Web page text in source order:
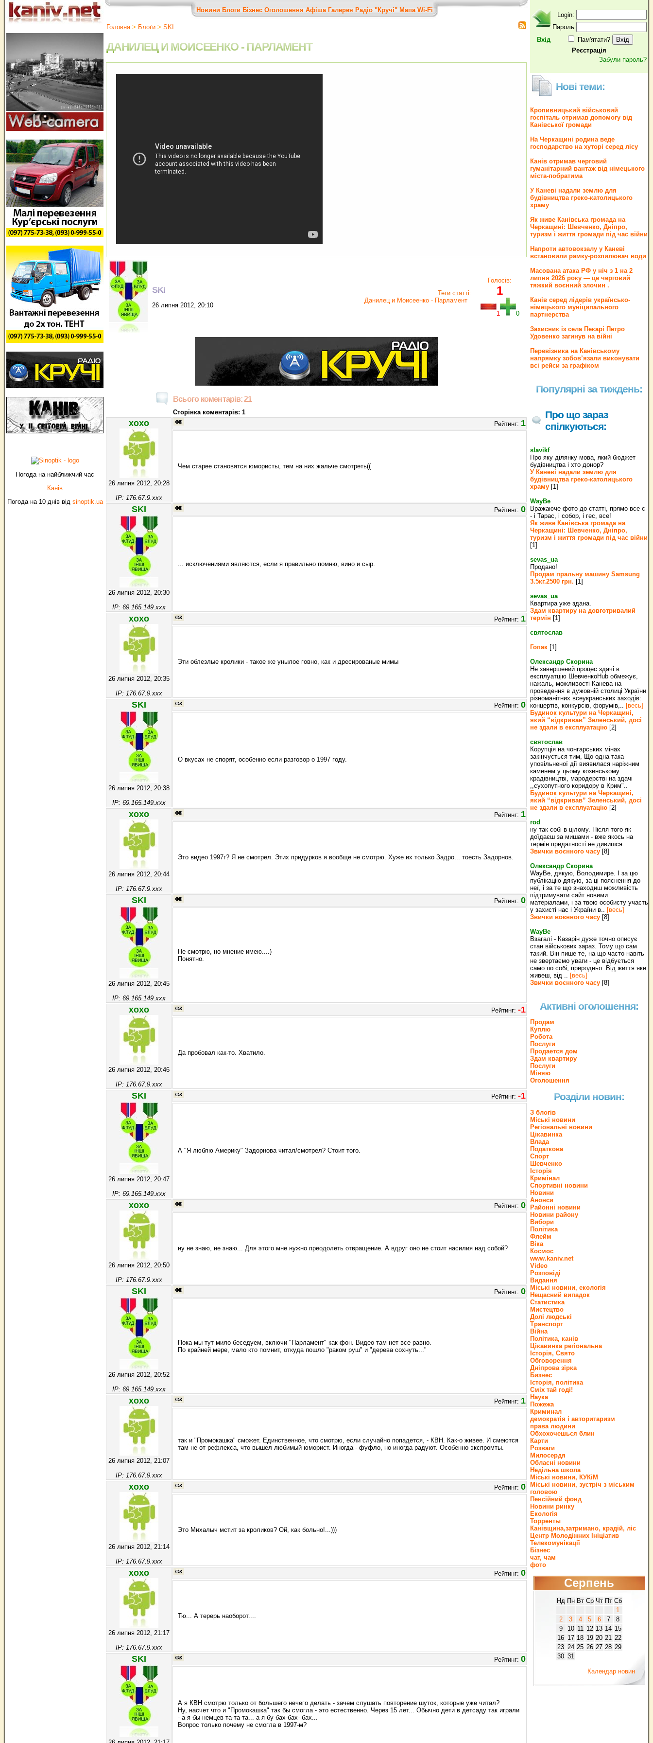
Погода на найближчий час
Канів
Погода на 10 днів від sinoptik.ua
Новини Блоги Бізнес Оголошення Афіша Галерея Радіо "Кручі" Мапа Wi-Fi
Головна> Блоґи > SKI
ДАНИЛЕЦ И МОИСЕЕНКО - ПАРЛАМЕНТ
SKI
26 липня 2012, 20:10
Теги статті:
Данилец и Моисеенко - Парламент
Голосів:
1
1 0
Всього коментарів: 21
Сторінка коментарів: 1
хохо
26 липня 2012, 20:28
IP: 176.67.9.xxx
Рейтинг: 1
Чем старее становятся юмористы, тем на них жальче смотреть((
SKI
26 липня 2012, 20:30
IP: 69.165.149.xxx
Рейтинг: 0
... исключениями являются, если я правильно помню, вино и сыр.
хохо
26 липня 2012, 20:35
IP: 176.67.9.xxx
Рейтинг: 1
Эти облезлые кролики - такое же унылое говно, как и дресированые мимы
SKI
26 липня 2012, 20:38
IP: 69.165.149.xxx
Рейтинг: 0
О вкусах не спорят, особенно если разговор о 1997 году.
хохо
26 липня 2012, 20:44
IP: 176.67.9.xxx
Рейтинг: 1
Это видео 1997г? Я не смотрел. Этих придурков я вообще не смотрю. Хуже их только Задро... тоесть Задорнов.
SKI
26 липня 2012, 20:45
IP: 69.165.149.xxx
Рейтинг: 0
Не смотрю, но мнение имею....)
Понятно.
хохо
26 липня 2012, 20:46
IP: 176.67.9.xxx
Рейтинг: -1
Да пробовал как-то. Хватило.
SKI
26 липня 2012, 20:47
IP: 69.165.149.xxx
Рейтинг: -1
А "Я люблю Америку" Задорнова читал/смотрел? Стоит того.
хохо
26 липня 2012, 20:50
IP: 176.67.9.xxx
Рейтинг: 0
ну не знаю, не знаю... Для этого мне нужно преодолеть отвращение. А вдруг оно не стоит насилия над собой?
SKI
26 липня 2012, 20:52
IP: 69.165.149.xxx
Рейтинг: 0
Пока мы тут мило беседуем, включи "Парламент" как фон. Видео там нет все-равно.
По крайней мере, мало кто помнит, откуда пошло "раком руш" и "дерева сохнуть..."
хохо
26 липня 2012, 21:07
IP: 176.67.9.xxx
Рейтинг: 1
так и "Промокашка" сможет. Единственное, что смотрю, если случайно попадется, - КВН. Как-о живее. И смеются
там не от рефлекса, что вышел любимый юморист. Иногда - фуфло, но иногда радуют. Особенно экспромты.
хохо
26 липня 2012, 21:14
IP: 176.67.9.xxx
Рейтинг: 0
Это Михалыч мстит за кроликов? Ой, как больно!...)))
хохо
26 липня 2012, 21:17
IP: 176.67.9.xxx
Рейтинг: 0
Тю... А терерь наоборот....
SKI Рейтинг: 0
А я КВН смотрю только от большего нечего делать - зачем слушать повторение шуток, которые уже читал?
Ну, насчет что и "Промокашка" так бы смогла - это естественно. Через 15 лет... Обычно дети в детсаду так играли
- а я бы немцев та-та-та... а я бу бах-бах- бах...
Вопрос только почему не смогла в 1997-м?
Вхід
Login:
Пароль
Пам'ятати?
Реєстрація
Забули пароль?
Нові теми:
Кропивницький військовий
госпіталь отримав допомогу від
Канівської громади
На Черкащині родина веде
господарство на хуторі серед лісу
Канів отримав черговий
гуманітарний вантаж від німецького
міста-побратима
У Каневі надали землю для
будівництва греко‐католицького
храму
Як живе Канівська громада на
Черкащині: Шевченко, Дніпро,
туризм і життя громади під час війни
Напроти автовокзалу у Каневі
встановили рамку-розпилювач води
Масована атака РФ у ніч з 1 на 2
липня 2026 року — це черговий
тяжкий воєнний злочин .
Канів серед лідерів українсько-
німецького муніципального
партнерства
Захисник із села Пекарі Петро
Удовенко загинув на війні
Перевізника на Канівському
напрямку зобов’язали виконувати
всі рейси за графіком
Популярні за тиждень:
Про що зараз
спілкуються:
slavikf
Про яку ділянку мова, який бюджет
будівництва і хто донор?
У Каневі надали землю для
будівництва греко‐католицького
храму [1]
WayBe
Вражаюче фото до статті, прямо все є
- і Тарас, і собор, і гес, все!
Як живе Канівська громада на
Черкащині: Шевченко, Дніпро,
туризм і життя громади під час війни
[1]
sevas_ua
Продано!
Продам пральну машину Samsung
3.5кг.2500 грн. [1]
sevas_ua
Квартира уже здана.
Здам квартиру на довготривалий
термін [1]
святослав
Гопак [1]
Олександр Скорина
Не завершений процес здачі в
експлуатцію ШевченкоHub обмежує,
нажаль, можливості Канева на
проведення в дужовній столиці України
різноманітних всеукранських заходів:
концертів, конкурсів, форумів,.. [весь]
Будинок культури на Черкащині,
який “відкривав” Зеленський, досі
не здали в експлуатацію [2]
святослав
Корупція на чонгарських мінах
закінчується тим, Що одна така
уповільненої дії виявилася наріжним
каменем у цьому козинському
крадівництві, мародерстві на здачі
,,сухопутного коридору в Крим"..
Будинок культури на Черкащині,
який “відкривав” Зеленський, досі
не здали в експлуатацію [2]
rod
ну так собі в цілому. Після того як
доїдаєш за мишами - вже якось на
термін придатності не дивишся.
Звички воєнного часу [8]
Олександр Скорина
WayBe, дякую, Володимире. І за цю
публікацію дякую, за ці пояснення до
неї, і за те що знаходиш можливість
підтримувати сайт новими
матеріалами, і за твою особисту участь
у захисті нас і України в.. [весь]
Звички воєнного часу [8]
WayBe
Взагалі - Казарін дуже точно описує
стан військових зараз. Тому що сам
такий. Він пише те, на що часто навіть
не звертаємо уваги - це відбується
само по собі, природньо. Від життя яке
живеш, від .. [весь]
Звички воєнного часу [8]
Активні оголошення:
Продам
Куплю
Робота
Послуги
Продается дом
Здам квартиру
Послуги
Міняю
Оголошення
Розділи новин:
З блогів
Міські новини
Регіональні новини
Цікавинка
Влада
Податкова
Спорт
Шевченко
Історія
Кримінал
Спортивні новини
Новини
Анонси
Районні новини
Новини району
Вибори
Політика
Флейм
Віка
Космос
www.kaniv.net
Video
Розповіді
Видання
Міські новини, екологія
Нещасний випадок
Статистика
Мистецтво
Долі людські
Транспорт
Війна
Політика, канів
Цікавинка регіональна
Історія, Свято
Обговорення
Дніпрова зірка
Бизнес
Історія, політика
Сміх тай годі!
Наука
Пожежа
Криминал
демократія і авторитаризм
права людини
Обхохочешься блин
Карти
Розваги
Милосердя
Обласні новини
Недільна школа
Міські новини, КУКіМ
Міські новини, зустріч з міським
головою
Пенсійний фонд
Новини ринку
Екологія
Торренты
Канівщина,затримано, крадій, ліс
Центр Молодіжних Ініціатив
Телекомунікації
Бізнес
чат, чам
фото
Серпень
Нд Пн Вт Ср Чт Пт Сб
1
2
3 4 5 6 7
8
9
10 11 12 13 14 15
16 17 18 19 20 21 22
23 24 25 26 27 28 29
30 31
Календар новин